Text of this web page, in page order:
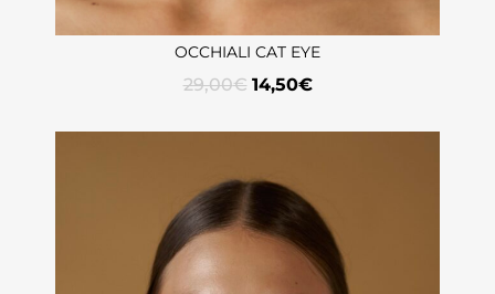
OCCHIALI CAT EYE
29,00€ 14,50€